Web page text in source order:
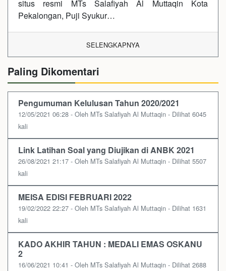
situs resmi MTs Salafiyah Al Muttaqin Kota
Pekalongan, Puji Syukur…
SELENGKAPNYA
Paling Dikomentari
Pengumuman Kelulusan Tahun 2020/2021
12/05/2021 06:28 - Oleh MTs Salafiyah Al Muttaqin - Dilihat 6045
kali
Link Latihan Soal yang Diujikan di ANBK 2021
26/08/2021 21:17 - Oleh MTs Salafiyah Al Muttaqin - Dilihat 5507
kali
MEISA EDISI FEBRUARI 2022
19/02/2022 22:27 - Oleh MTs Salafiyah Al Muttaqin - Dilihat 1631
kali
KADO AKHIR TAHUN : MEDALI EMAS OSKANU
2
16/06/2021 10:41 - Oleh MTs Salafiyah Al Muttaqin - Dilihat 2688